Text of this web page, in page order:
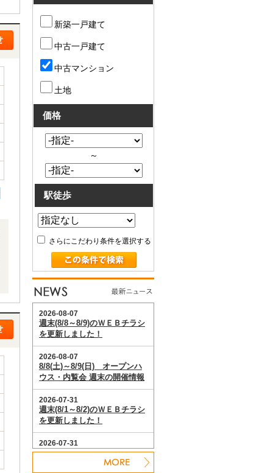
新築一戸建て
中古一戸建て
中古マンション
土地
価格
～
駅徒歩
さらにこだわり条件を選択する